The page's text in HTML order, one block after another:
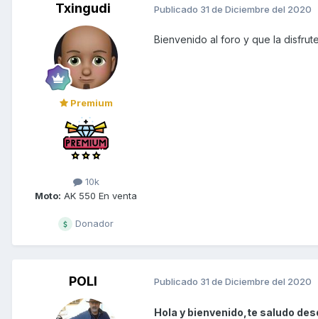
Txingudi
Premium
10k
Moto: AK 550 En venta
Donador
Publicado 31 de Diciembre del 2020
Bienvenido al foro y que la
POLI Publicado 31 de Diciembre del 2020
Hola y bienvenido,te saludo